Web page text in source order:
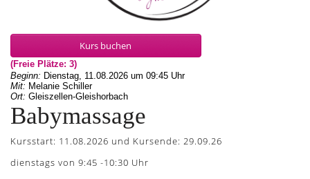
Kurs buchen
(Freie Plätze: 3)
Beginn: Dienstag, 11.08.2026 um 09:45 Uhr
Mit: Melanie Schiller
Ort: Gleiszellen-Gleishorbach
Babymassage
Kursstart: 11.08.2026 und Kursende: 29.09.26
dienstags von 9:45 -10:30 Uhr